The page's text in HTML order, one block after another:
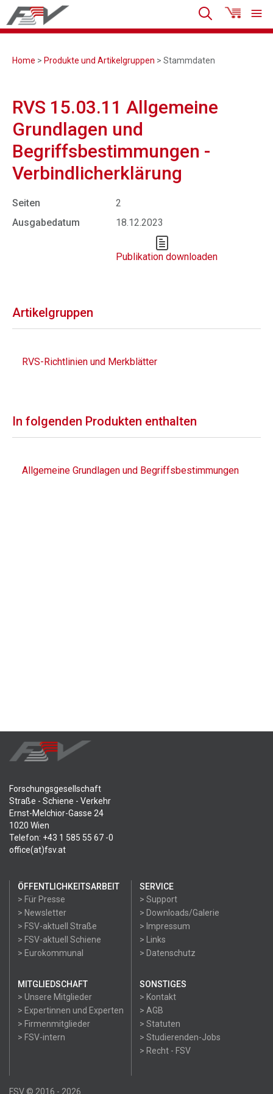
Home > Produkte und Artikelgruppen > Stammdaten
RVS 15.03.11 Allgemeine
Grundlagen und
Begriffsbestimmungen -
Verbindlicherklärung
Seiten
2
Ausgabedatum
18.12.2023
Publikation downloaden
Artikelgruppen
RVS-Richtlinien und Merkblätter
In folgenden Produkten enthalten
Allgemeine Grundlagen und Begriffsbestimmungen
Forschungsgesellschaft
Straße - Schiene - Verkehr
Ernst-Melchior-Gasse 24
1020 Wien
Telefon: +43 1 585 55 67 -0
office(at)fsv.at
ÖFFENTLICHKEITSARBEIT
> Für Presse
> Newsletter
> FSV-aktuell Straße
> FSV-aktuell Schiene
> Eurokommunal
SERVICE
> Support
> Downloads/Galerie
> Impressum
> Links
> Datenschutz
MITGLIEDSCHAFT
> Unsere Mitglieder
> Expertinnen und Experten
> Firmenmitglieder
> FSV-intern
SONSTIGES
> Kontakt
> AGB
> Statuten
> Studierenden-Jobs
> Recht - FSV
FSV © 2016 - 2026